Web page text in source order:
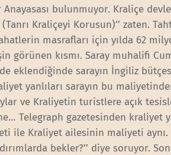
bulunmuyor. Kraliçe
(Tanrı Kraliçeyi Korusun)’’ zaten.
masrafları için yılda 62
görünen kısmı. Saray muhalifi
eklendiğinde sarayın İngiliz
yanlıları sarayın bu
ve Kraliyetin turistlere açık
Telegraph gazetesinden kraliyet
ile Kraliyet ailesinin maliyeti
bekler?’’ diye soruyor.